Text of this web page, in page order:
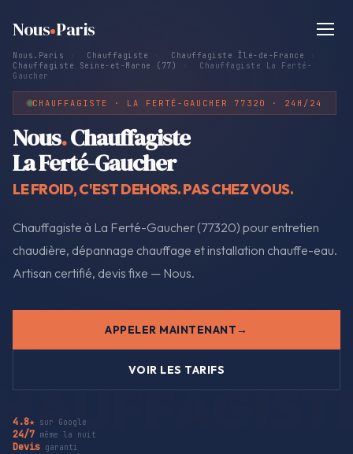
Nous Paris
Nous.Paris Chauffagiste Chauffagiste Île-de-France
Chauffagiste Seine-et-Marne (77)
Chauffagiste La Ferté-
Gaucher
CHAUFFAGISTE · LA FERTÉ-GAUCHER 77320 · 24H/24
Nous.Chauffagiste
La Ferté-Gaucher
LE FROID, C'EST DEHORS. PAS CHEZ VOUS.
Chauffagiste à La Ferté-Gaucher (77320) pour entretien
chaudière, dépannage chauffage et installation chauffe-eau.
Artisan certifié, devis fixe — Nous.
APPELER MAINTENANT
VOIR LES TARIFS
4.8★ sur Google
24/7 même la nuit
Devis garanti